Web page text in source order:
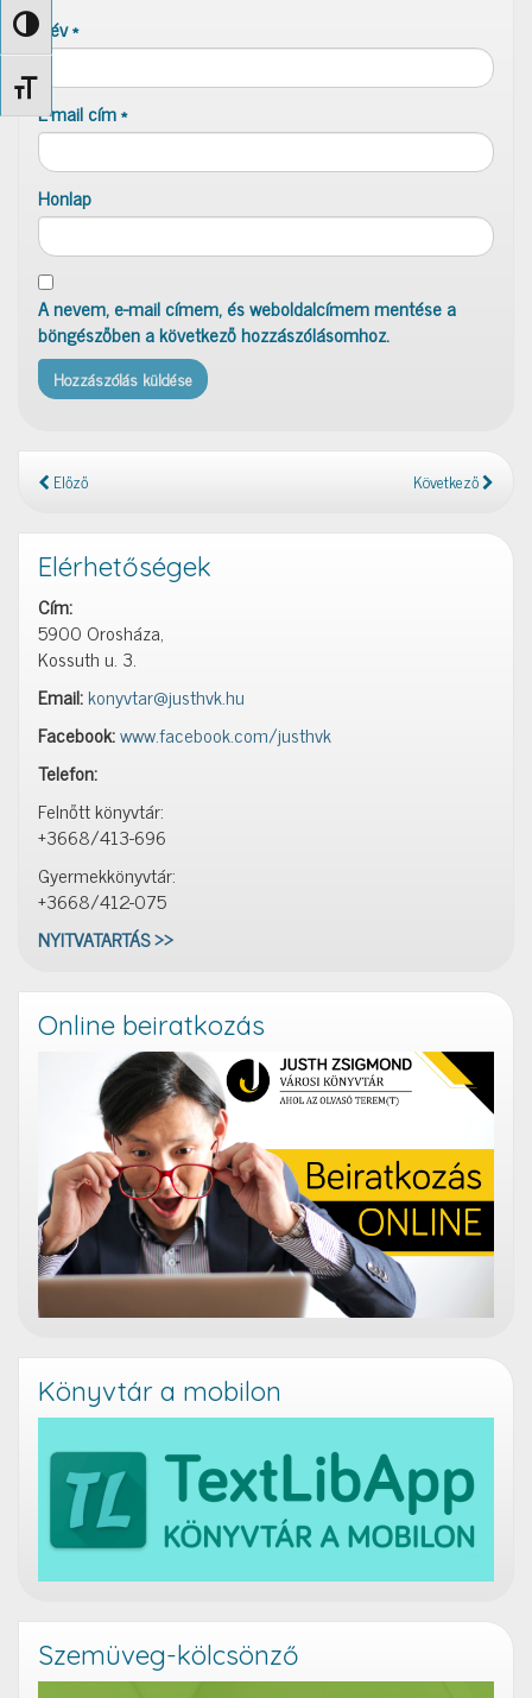
Nagy kontraszt váltása
Betűméret váltása
Név*
E-mail cím*
Honlap
A nevem, e-mail címem, és weboldalcímem mentése a
böngészőben a következő hozzászólásomhoz.
Előző Következő
Elérhetőségek
Cím:
5900 Orosháza,
Kossuth u. 3.
Email:konyvtar@justhvk.hu
Facebook:www.facebook.com/justhvk
Telefon:
Felnőtt könyvtár:
+3668/413-696
Gyermekkönyvtár:
+3668/412-075
NYITVATARTÁS >>
Online beiratkozás
Könyvtár a mobilon
Szemüveg-kölcsönző